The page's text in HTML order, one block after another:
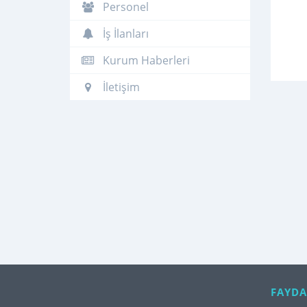
Personel
İş İlanları
Kurum Haberleri
İletişim